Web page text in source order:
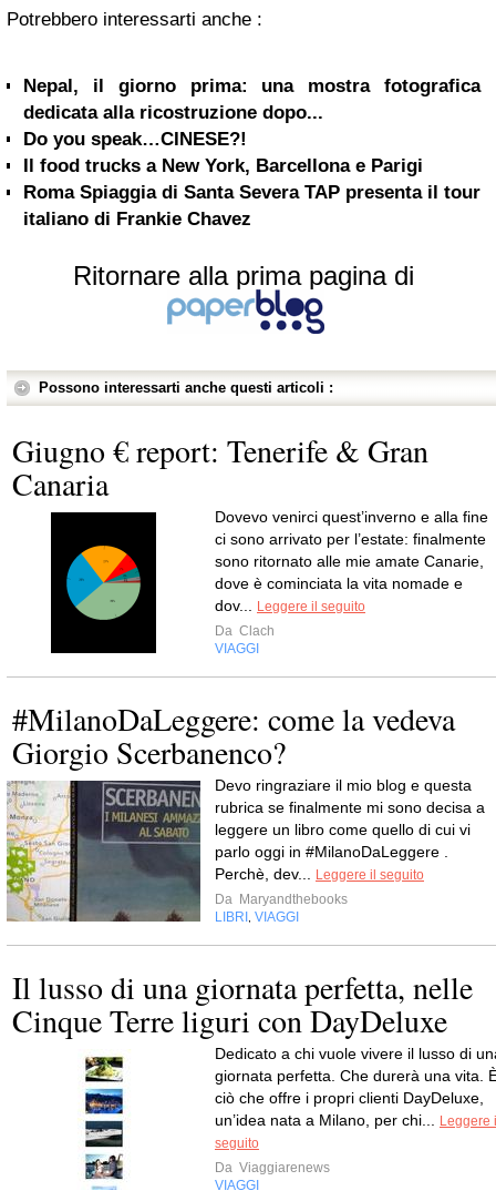
Potrebbero interessarti anche :
Nepal, il giorno prima: una mostra fotografica
dedicata alla ricostruzione dopo...
Do you speak…CINESE?!
Il food trucks a New York, Barcellona e Parigi
Roma Spiaggia di Santa Severa TAP presenta il tour
italiano di Frankie Chavez
Ritornare alla prima pagina di
Possono interessarti anche questi articoli :
Giugno € report: Tenerife & Gran
Canaria
Dovevo venirci quest’inverno e alla fine
ci sono arrivato per l’estate: finalmente
sono ritornato alle mie amate Canarie,
dove è cominciata la vita nomade e
dov...
Leggere il seguito
Da Clach
VIAGGI
#MilanoDaLeggere: come la vedeva
Giorgio Scerbanenco?
Devo ringraziare il mio blog e questa
rubrica se finalmente mi sono decisa a
leggere un libro come quello di cui vi
parlo oggi in #MilanoDaLeggere .
Perchè, dev...
Leggere il seguito
Da Maryandthebooks
LIBRI VIAGGI
Il lusso di una giornata perfetta, nelle
Cinque Terre liguri con DayDeluxe
Dedicato a chi vuole vivere il lusso di
giornata perfetta. Che durerà una vita.
ciò che offre i propri clienti DayDeluxe,
un’idea nata a Milano, per chi...
Leggere
seguito
Da Viaggiarenews
VIAGGI